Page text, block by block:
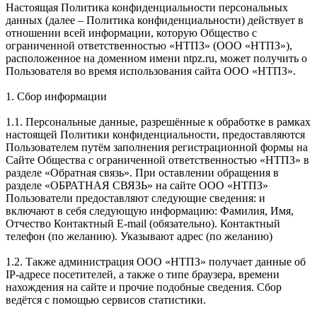
Настоящая Политика конфиденциальности персональных
данных (далее – Политика конфиденциальности) действует в
отношении всей информации, которую Общество с
ограниченной ответственностью «НТПЗ» (ООО «НТПЗ»),
расположенное на доменном имени ntpz.ru, может получить о
Пользователя во время использования сайта ООО «НТПЗ».
1. Сбор информации
1.1. Персональные данные, разрешённые к обработке в рамках
настоящей Политики конфиденциальности, предоставляются
Пользователем путём заполнения регистрационной формы на
Сайте Общества с ограниченной ответственностью «НТПЗ» в
разделе «Обратная связь». При оставлении обращения в
разделе «ОБРАТНАЯ СВЯЗЬ» на сайте ООО «НТПЗ»
Пользователи предоставляют следующие сведения: и
включают в себя следующую информацию: Фамилия, Имя,
Отчество Контактный E-mail (обязательно). Контактный
телефон (по желанию). Указывают адрес (по желанию)
1.2. Также администрация ООО «НТПЗ» получает данные об
IP-адресе посетителей, а также о типе браузера, времени
нахождения на сайте и прочие подобные сведения. Сбор
ведётся с помощью сервисов статистики.